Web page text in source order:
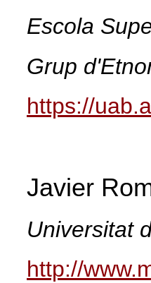
Escola
Grup
https://
Javier
Universitat
http://